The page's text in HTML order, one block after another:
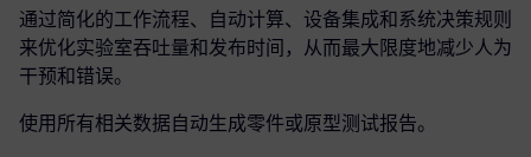
通过简化的工作流程、自动计算、设备集成和系统决策规则
来优化实验室吞吐量和发布时间，从而最大限度地减少人为
干预和错误。
使用所有相关数据自动生成零件或原型测试报告。